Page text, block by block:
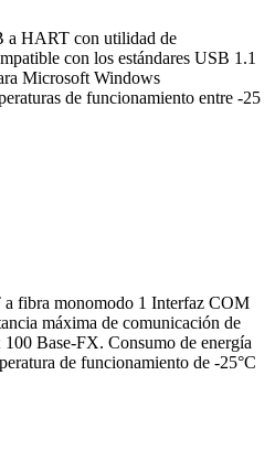
a HART con utilidad de
con los estándares USB 1.1
Microsoft Windows
de funcionamiento entre -25
fibra monomodo 1 Interfaz COM
máxima de comunicación de
Base-FX. Consumo de energía
de funcionamiento de -25°C